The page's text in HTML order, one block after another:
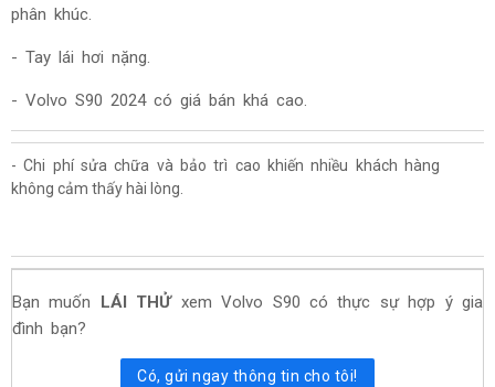
phân khúc.
- Tay lái hơi nặng.
- Volvo S90 2024 có giá bán khá cao.
- Chi phí sửa chữa và bảo trì cao khiến nhiều khách hàng
không cảm thấy hài lòng.
Bạn muốn LÁI THỬxem Volvo S90 có thực sự hợp ý gia
đình bạn?
Có, gửi ngay thông tin cho tôi!